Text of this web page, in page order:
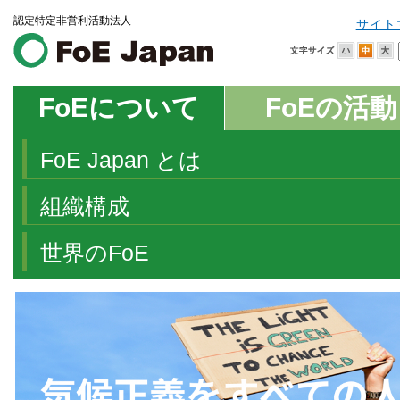
認定特定非営利活動法人 サイト
FoEについて FoEの活動
FoE Japan とは
組織構成
世界のFoE